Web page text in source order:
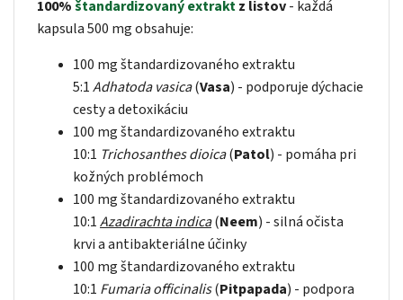
100%štandardizovaný extraktz listov- každá
kapsula 500 mg obsahuje:
100 mg štandardizovaného extraktu
5:1Adhatoda vasica(Vasa) - podporuje dýchacie
cesty a detoxikáciu
100 mg štandardizovaného extraktu
10:1 Trichosanthes dioica(Patol) - pomáha pri
kožných problémoch
100 mg štandardizovaného extraktu
10:1Azadirachta indica(Neem) - silná očista
krvi a antibakteriálne účinky
100 mg štandardizovaného extraktu
10:1 Fumaria officinalis(Pitpapada) - podpora